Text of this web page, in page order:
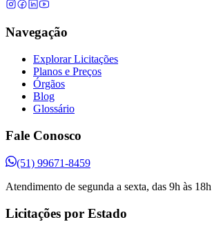
Navegação
Explorar Licitações
Planos e Preços
Órgãos
Blog
Glossário
Fale Conosco
(51) 99671-8459
Atendimento de segunda a sexta, das 9h às 18h
Licitações por Estado